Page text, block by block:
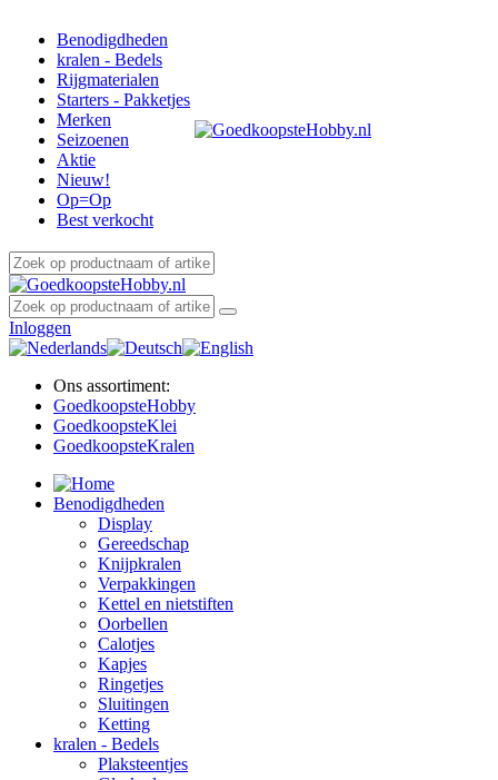
Benodigdheden
kralen - Bedels
Rijgmaterialen
Starters - Pakketjes
Merken
Seizoenen
Aktie
Nieuw!
Op=Op
Best verkocht
Inloggen
Ons assortiment:
GoedkoopsteHobby
GoedkoopsteKlei
GoedkoopsteKralen
Benodigdheden
Display
Gereedschap
Knijpkralen
Verpakkingen
Kettel en nietstiften
Oorbellen
Calotjes
Kapjes
Ringetjes
Sluitingen
Ketting
kralen - Bedels
Plaksteentjes